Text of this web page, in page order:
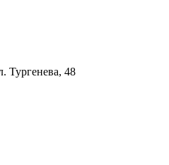
Тургенева, 48